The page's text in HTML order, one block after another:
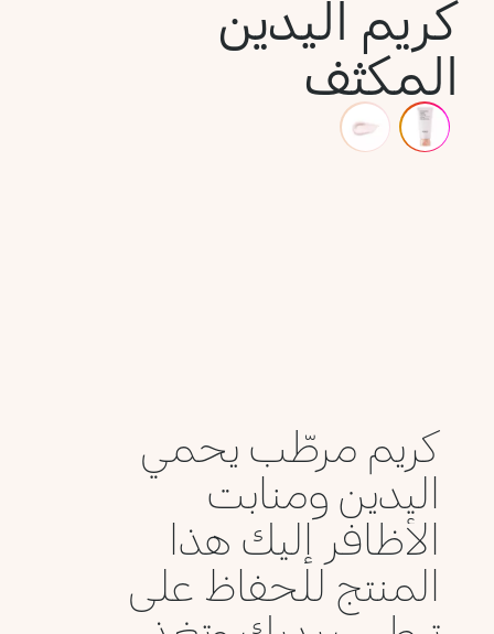
كريم اليدين
المكثف
كريم مرطّب يحمي
اليدين ومنابت
الأظافر إليك هذا
المنتج للحفاظ على